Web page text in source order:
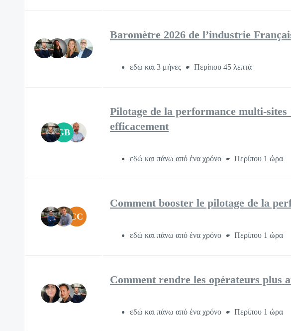
Baromètre 2026 de l’industrie
εδώ και 3 μήνες Περίπου 45 λεπτά
GB
Pilotage de la performance multi-
efficacement
εδώ και πάνω από ένα χρόνο Περίπου 1 ώρα
CC
Comment booster le pilotage de la
εδώ και πάνω από ένα χρόνο Περίπου 1 ώρα
Comment rendre les opérateurs plus
εδώ και πάνω από ένα χρόνο Περίπου 1 ώρα